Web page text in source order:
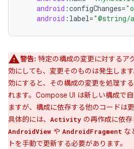
android :configChanges=
android : label="@string/
警告: 特定の構成の変更に対するア
効にしても、変更そのものは発生します
効にすると、その構成の変更を処理す
れます。Compose UI は新しい構成で
ますが、構成に依存する他のコードは
具体的には、 Activity の再作成に依
AndroidView や AndroidFragment な
トを手動で更新する必要があります。